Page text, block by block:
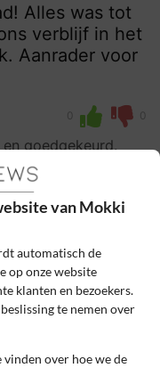
Alles was tot
verblijf in het
Aanrader voor
0 0
goedgekeurd.
van Mokki
automatisch de
op onze website
klanten en bezoekers.
te nemen over
over hoe we de